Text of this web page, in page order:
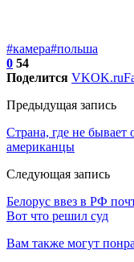
#камера#польша
0 54
Поделится VKOK.ru
Предыдущая запись
Страна, где не бывает
американцы
Следующая запись
Белорус ввез в РФ
Вот что решил суд
Вам также могут